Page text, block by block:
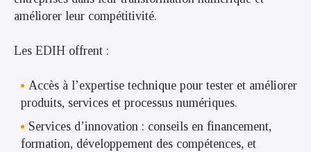
améliorer leur compétitivité.
Les EDIH offrent :
Accès à l’expertise technique pour tester et améliorer
produits, services et processus numériques.
Services d’innovation : conseils en financement,
formation, développement des compétences, et